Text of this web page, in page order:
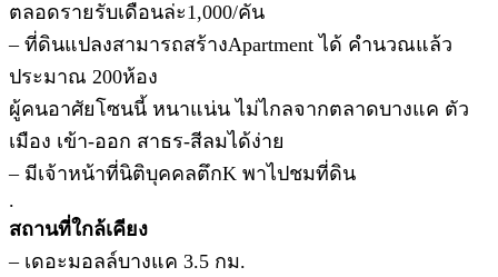
ตลอดรายรับเดือนล่ะ1,000/คัน
– ที่ดินแปลงสามารถสร้างApartment ได้ คำนวณแล้ว
ประมาณ 200ห้อง
ผู้คนอาศัยโซนนี้ หนาแน่น ไม่ไกลจากตลาดบางแค ตัว
เมือง เข้า-ออก สาธร-สีลมได้ง่าย
– มีเจ้าหน้าที่นิติบุคคลตึกK พาไปชมที่ดิน
.
สถานที่ใกล้เคียง
– เดอะมอลล์บางแค 3.5 กม.